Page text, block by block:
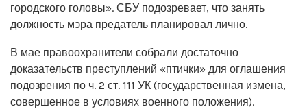
городского головы». СБУ подозревает, что занять
должность мэра предатель планировал лично.
В мае правоохранители собрали достаточно
доказательств преступлений «птички» для оглашения
подозрения по ч. 2 ст. 111 УК (государственная измена,
совершенное в условиях военного положения).